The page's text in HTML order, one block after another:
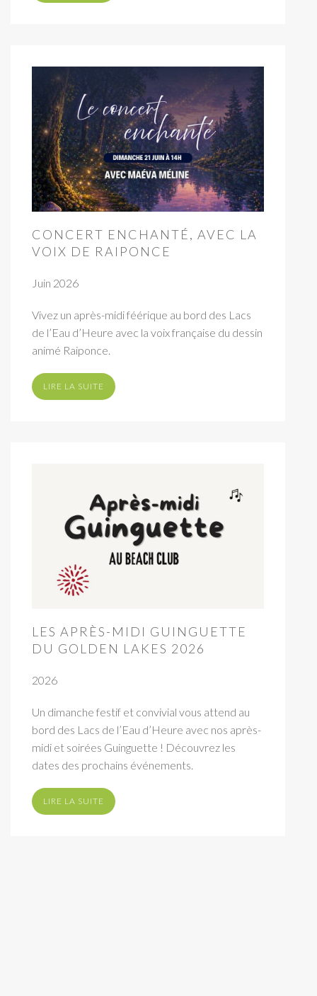
CONCERT ENCHANTÉ, AVEC LA
VOIX DE RAIPONCE
Juin 2026
Vivez un après-midi féérique au bord des Lacs
de l’Eau d’Heure avec la voix française du dessin
animé Raiponce.
LIRE LA SUITE
LES APRÈS-MIDI GUINGUETTE
DU GOLDEN LAKES 2026
2026
Un dimanche festif et convivial vous attend au
bord des Lacs de l’Eau d’Heure avec nos après-
midi et soirées Guinguette ! Découvrez les
dates des prochains événements.
LIRE LA SUITE